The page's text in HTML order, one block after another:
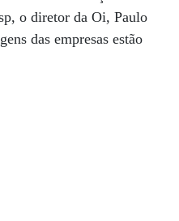
o diretor da Oi, Paulo
das empresas estão